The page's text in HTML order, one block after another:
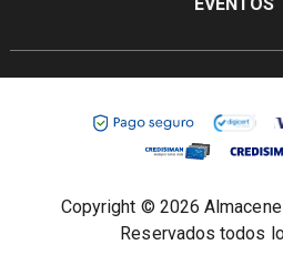
Seguridad
Política de
Términos y
Rebajas
Copyright © 2026
Reservados todos